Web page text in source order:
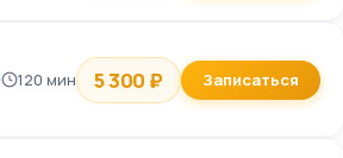
120 мин 5 300 ₽ Записаться